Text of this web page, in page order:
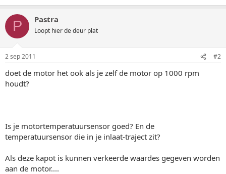
P Pastra
Loopt hier de deur plat
2 sep 2011 #2
doet de motor het ook als je zelf de motor op 1000 rpm
houdt?
Is je motortemperatuursensor goed? En de
temperatuursensor die in je inlaat-traject zit?
Als deze kapot is kunnen verkeerde waardes gegeven worden
aan de motor....